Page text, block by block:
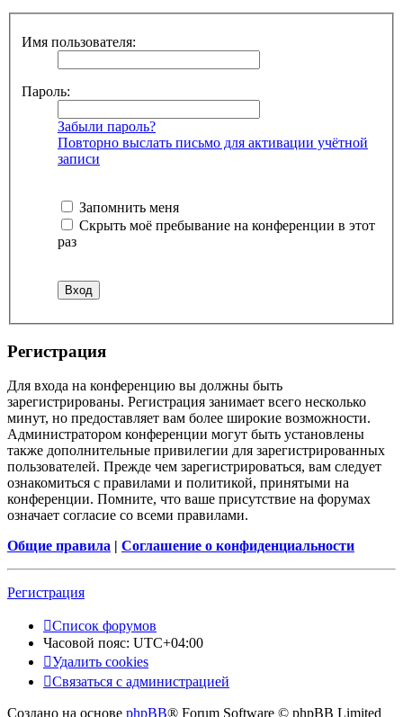
Имя пользователя:
Пароль:
Забыли пароль?
Повторно выслать письмо для активации учётной
записи
Запомнить меня
Скрыть моё пребывание на конференции в этот
раз
Регистрация
Для входа на конференцию вы должны быть
зарегистрированы. Регистрация занимает всего несколько
минут, но предоставляет вам более широкие возможности.
Администратором конференции могут быть установлены
также дополнительные привилегии для зарегистрированных
пользователей. Прежде чем зарегистрироваться, вам следует
ознакомиться с правилами и политикой, принятыми на
конференции. Помните, что ваше присутствие на форумах
означает согласие со всеми правилами.
Общие правила | Соглашение о конфиденциальности
Регистрация
Список форумов
Часовой пояс: UTC+04:00
Удалить cookies
Связаться с администрацией
Создано на основе phpBB® Forum Software © phpBB Limited